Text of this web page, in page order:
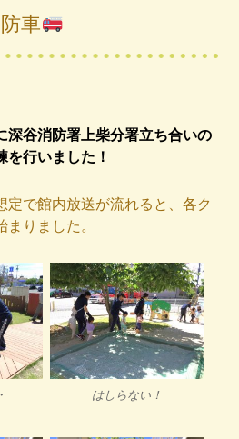
車
深谷消防署上柴分署立ち合いの
を行いました！
定で館内放送が流れると、各ク
りました。
はしらない！